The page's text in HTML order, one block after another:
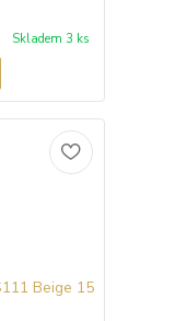
Skladem 3 ks